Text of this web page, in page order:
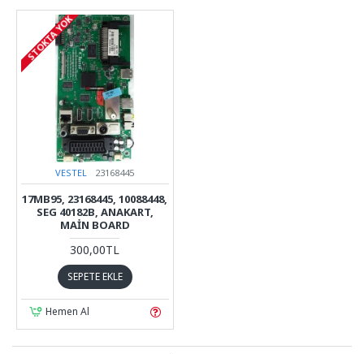
STOKTA YOK
VESTEL 23168445
17MB95, 23168445, 10088448,
SEG 40182B, ANAKART,
MAIN BOARD
300,00TL
SEPETE EKLE
Hemen Al